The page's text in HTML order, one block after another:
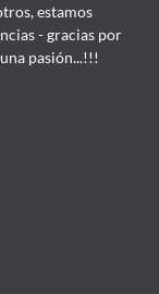
estamos
- gracias por
pasión...!!!